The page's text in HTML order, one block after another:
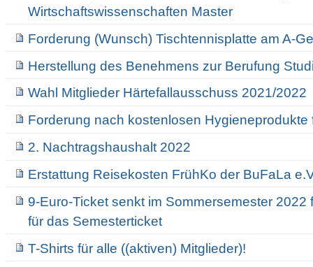
Wirtschaftswissenschaften Master
Forderung (Wunsch) Tischtennisplatte am A-
Herstellung des Benehmens zur Berufung
Wahl Mitglieder Härtefallausschuss 2021/2022
Forderung nach kostenlosen Hygieneprodukte
2. Nachtragshaushalt 2022
Erstattung Reisekosten FrühKo der BuFaLa
9-Euro-Ticket senkt im Sommersemester 2022
für das Semesterticket
T-Shirts für alle ((aktiven) Mitglieder)!